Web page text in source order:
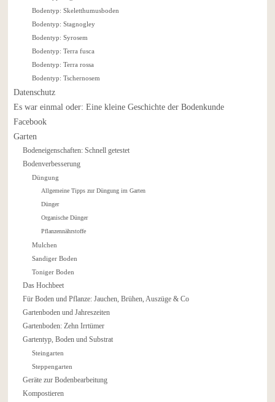
Bodentyp: Skeletthumusboden
Bodentyp: Stagnogley
Bodentyp: Syrosem
Bodentyp: Terra fusca
Bodentyp: Terra rossa
Bodentyp: Tschernosem
Datenschutz
Es war einmal oder: Eine kleine Geschichte der Bodenkunde
Facebook
Garten
Bodeneigenschaften: Schnell getestet
Bodenverbesserung
Düngung
Allgemeine Tipps zur Düngung im Garten
Dünger
Organische Dünger
Pflanzennährstoffe
Mulchen
Sandiger Boden
Toniger Boden
Das Hochbeet
Für Boden und Pflanze: Jauchen, Brühen, Auszüge & Co
Gartenboden und Jahreszeiten
Gartenboden: Zehn Irrtümer
Gartentyp, Boden und Substrat
Steingarten
Steppengarten
Geräte zur Bodenbearbeitung
Kompostieren